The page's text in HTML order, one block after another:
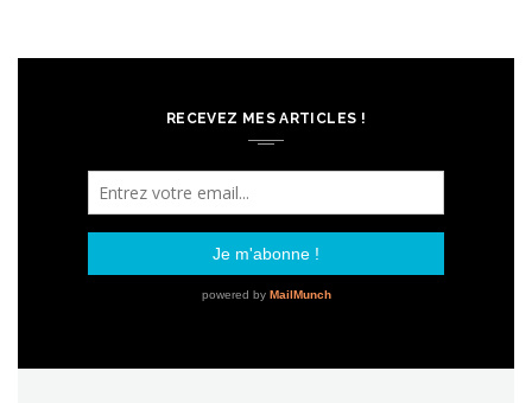
RECEVEZ MES ARTICLES !